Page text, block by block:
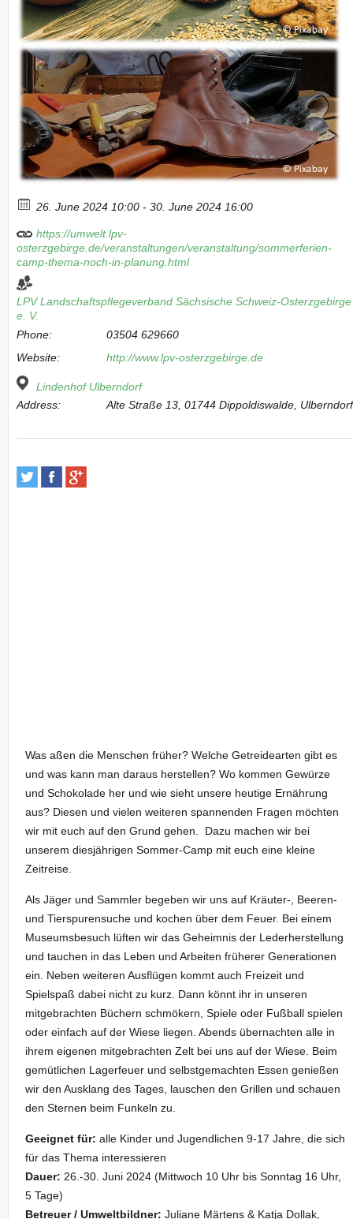
26. June 2024 10:00 - 30. June 2024 16:00
https://umwelt.lpv-
osterzgebirge.de/veranstaltungen/veranstaltung/sommerferien-
camp-thema-noch-in-planung.html
LPV Landschaftspflegeverband Sächsische Schweiz-Osterzgebirge
e. V.
Phone:
03504 629660
Website:
http://www.lpv-osterzgebirge.de
Lindenhof Ulberndorf
Address:
Alte Straße 13, 01744 Dippoldiswalde, Ulberndorf
Was aßen die Menschen früher? Welche Getreidearten gibt es
und was kann man daraus herstellen? Wo kommen Gewürze
und Schokolade her und wie sieht unsere heutige Ernährung
aus? Diesen und vielen weiteren spannenden Fragen möchten
wir mit euch auf den Grund gehen. Dazu machen wir bei
unserem diesjährigen Sommer-Camp mit euch eine kleine
Zeitreise.
Als Jäger und Sammler begeben wir uns auf Kräuter-, Beeren-
und Tierspurensuche und kochen über dem Feuer. Bei einem
Museumsbesuch lüften wir das Geheimnis der Lederherstellung
und tauchen in das Leben und Arbeiten früherer Generationen
ein. Neben weiteren Ausflügen kommt auch Freizeit und
Spielspaß dabei nicht zu kurz. Dann könnt ihr in unseren
mitgebrachten Büchern schmökern, Spiele oder Fußball spielen
oder einfach auf der Wiese liegen. Abends übernachten alle in
ihrem eigenen mitgebrachten Zelt bei uns auf der Wiese. Beim
gemütlichen Lagerfeuer und selbstgemachten Essen genießen
wir den Ausklang des Tages, lauschen den Grillen und schauen
den Sternen beim Funkeln zu.
Geeignet für: alle Kinder und Jugendlichen 9-17 Jahre, die sich
für das Thema interessieren
Dauer: 26.-30. Juni 2024 (Mittwoch 10 Uhr bis Sonntag 16 Uhr,
5 Tage)
Betreuer / Umweltbildner: Juliane Märtens & Katja Dollak,